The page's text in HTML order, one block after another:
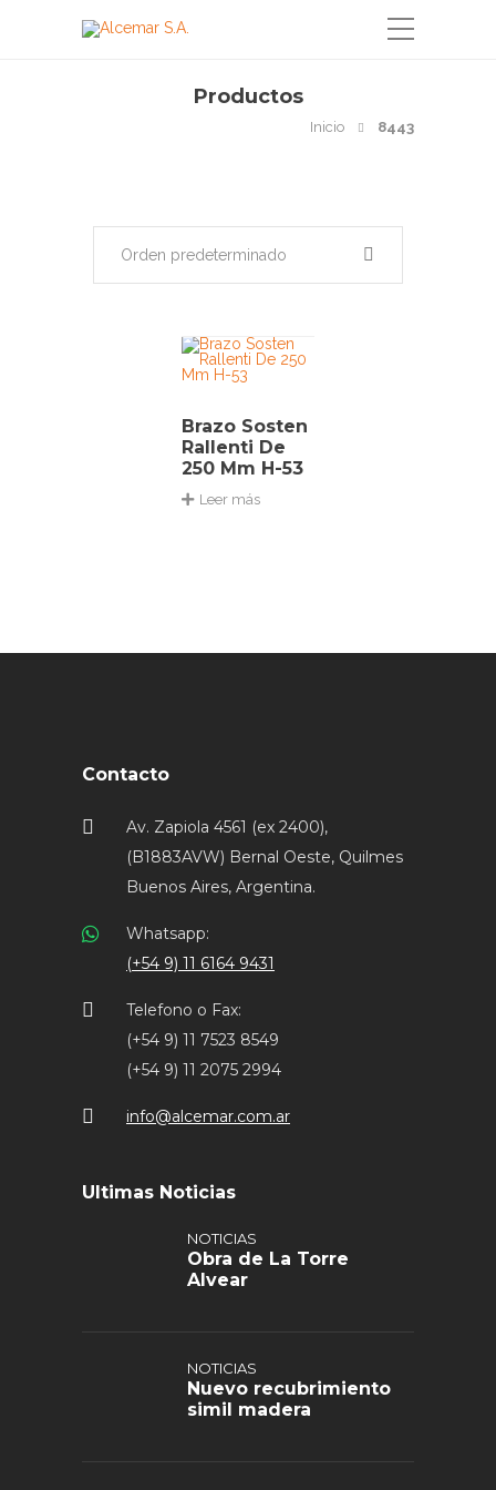
Productos
Inicio 8443
Orden predeterminado
Brazo Sosten
Rallenti De
250 Mm H-53
Leer más
Contacto
Av. Zapiola 4561 (ex 2400),
(B1883AVW) Bernal Oeste, Quilmes
Buenos Aires, Argentina.
Whatsapp:
(+54 9) 11 6164 9431
Telefono o Fax:
(+54 9) 11 7523 8549
(+54 9) 11 2075 2994
info@alcemar.com.ar
Ultimas Noticias
NOTICIAS
Obra de La Torre
Alvear
NOTICIAS
Nuevo recubrimiento
simil madera